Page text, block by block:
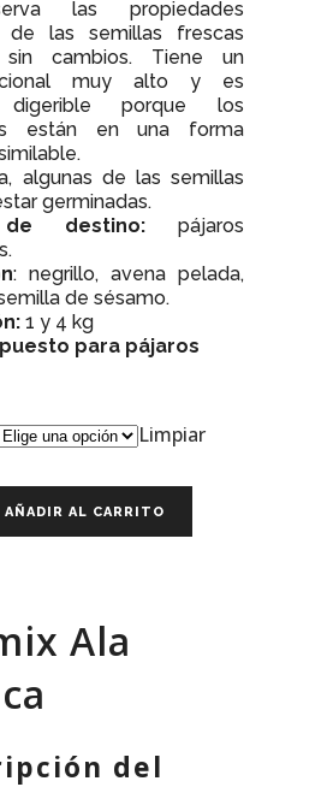
las propiedades
de las semillas frescas
sin cambios. Tiene un
muy alto y es
digerible porque los
están en una forma
algunas de las semillas
germinadas.
de destino:
pájaros
: negrillo, avena pelada,
de sésamo.
1 y 4 kg
para pájaros
Limpiar
AÑADIR AL CARRITO
Ala
del